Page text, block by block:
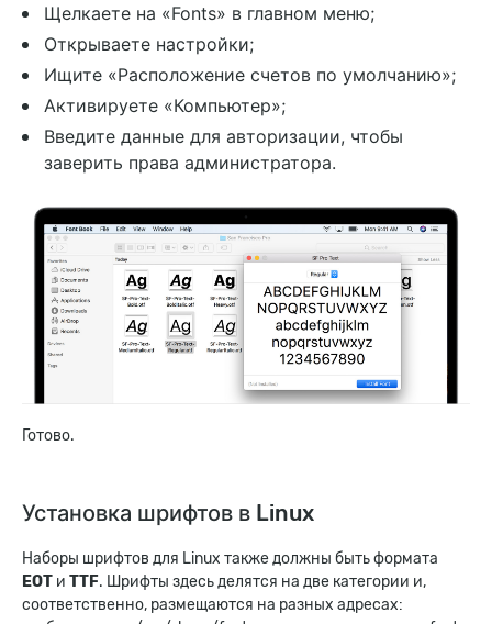
Щелкаете на «Fonts» в главном меню;
Открываете настройки;
Ищите «Расположение счетов по умолчанию»;
Активируете «Компьютер»;
Введите данные для авторизации, чтобы
заверить права администратора.
Готово.
Установка шрифтов в Linux
Наборы шрифтов для Linux также должны быть формата
EOT и TTF. Шрифты здесь делятся на две категории и,
соответственно, размещаются на разных адресах: